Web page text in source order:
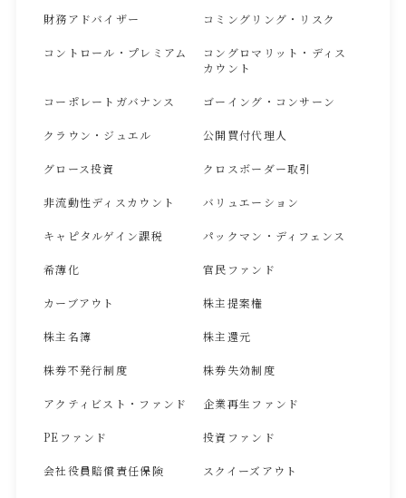
財務アドバイザー コミングリング・リスク
コントロール・プレミアム
コングロマリット・ディス
カウント
コーポレートガバナンス ゴーイング・コンサーン
クラウン・ジュエル 公開買付代理人
グロース投資 クロスボーダー取引
非流動性ディスカウント バリュエーション
キャピタルゲイン課税 パックマン・ディフェンス
希薄化 官民ファンド
カーブアウト 株主提案権
株主名簿 株主還元
株券不発行制度 株券失効制度
アクティビスト・ファンド 企業再生ファンド
PEファンド 投資ファンド
会社役員賠償責任保険 スクイーズアウト